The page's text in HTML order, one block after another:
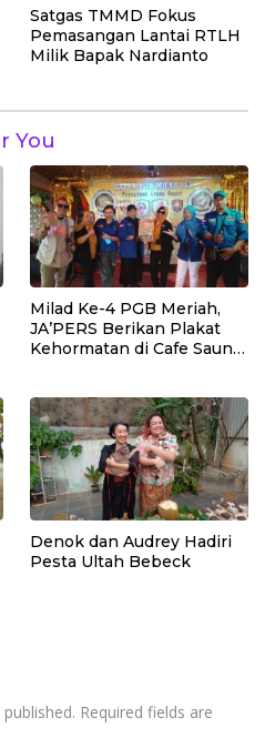
Satgas TMMD Fokus
Pemasangan Lantai RTLH
Milik Bapak Nardianto
You
Milad Ke-4 PGB Meriah,
JA’PERS Berikan Plakat
Kehormatan di Cafe Saung
Denok dan Audrey Hadiri
Pesta Ultah Bebeck
Required fields are